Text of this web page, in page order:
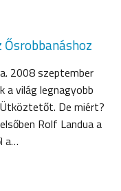
Ősrobbanáshoz
2008 szeptember
a világ legnagyobb
De miért?
Rolf Landua a
a…